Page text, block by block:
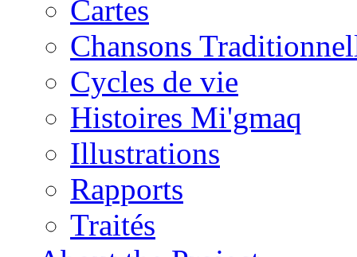
Cartes
Chansons
Cycles de vie
Histoires Mi'gmaq
Illustrations
Rapports
Traités